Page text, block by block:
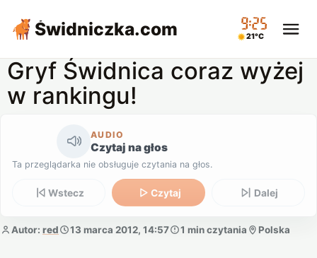
Świdniczka.com 09:25
21°C
Gryf Świdnica coraz wyżej
w rankingu!
AUDIO
Czytaj na głos
Ta przeglądarka nie obsługuje czytania na głos.
Wstecz Czytaj Dalej
Autor: red 13 marca 2012, 14:57 1 min czytania Polska